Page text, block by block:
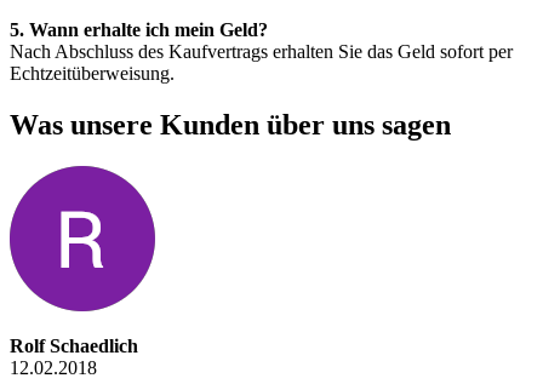
5. Wann erhalte ich mein Geld?
Nach Abschluss des Kaufvertrags erhalten Sie das Geld sofort per
Echtzeitüberweisung.
Was unsere Kunden über uns sagen
Rolf Schaedlich
12.02.2018